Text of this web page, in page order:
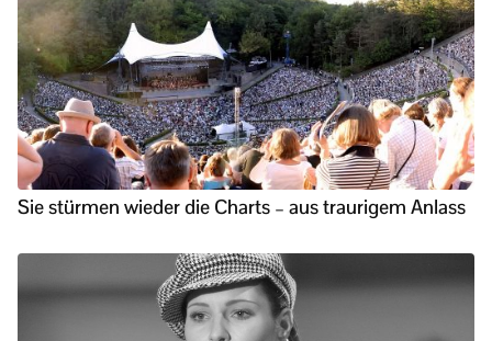
Sie stürmen wieder die Charts – aus traurigem Anlass